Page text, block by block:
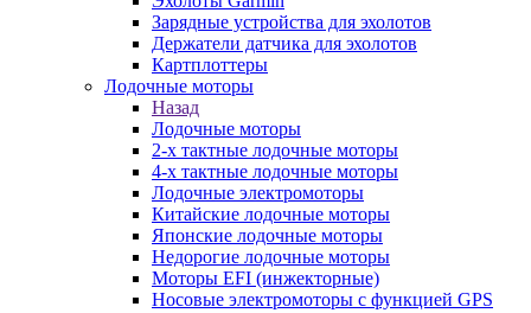
Зарядные устройства для эхолотов
Держатели датчика для эхолотов
Картплоттеры
Лодочные моторы
Назад
Лодочные моторы
2-х тактные лодочные моторы
4-х тактные лодочные моторы
Лодочные электромоторы
Китайские лодочные моторы
Японские лодочные моторы
Недорогие лодочные моторы
Моторы EFI (инжекторные)
Носовые электромоторы с функцией GPS